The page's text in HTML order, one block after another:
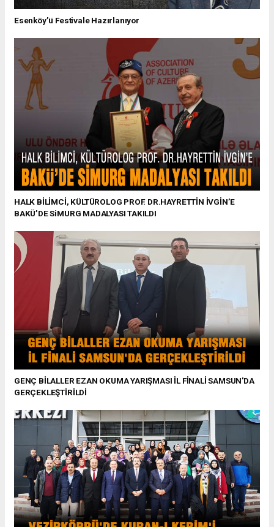
Esenköy’ü Festivale Hazırlanıyor
HALK BİLİMCİ, KÜLTÜROLOG PROF. DR.HAYRETTİN İVGİN’E
BAKÜ’DE SiMURG MADALYASI TAKILDI
GENÇ BİLALLER EZAN OKUMA YARIŞMASI İL FİNALİ SAMSUN'DA
GERÇEKLEŞTİRİLDİ